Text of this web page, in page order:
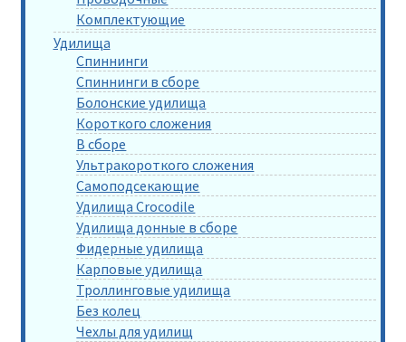
Комплектующие
Удилища
Спиннинги
Спиннинги в сборе
Болонские удилища
Короткого сложения
В сборе
Ультракороткого сложения
Самоподсекающие
Удилища Crocodile
Удилища донные в сборе
Фидерные удилища
Карповые удилища
Троллинговые удилища
Без колец
Чехлы для удилищ